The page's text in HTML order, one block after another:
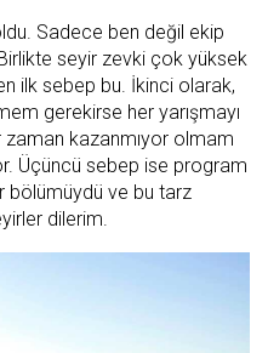
Sadece ben değil ekip
seyir zevki çok yüksek
ilk sebep bu. İkinci olarak,
gerekirse her yarışmayı
zaman kazanmıyor olmam
Üçüncü sebep ise program
bölümüydü ve bu tarz
dilerim.